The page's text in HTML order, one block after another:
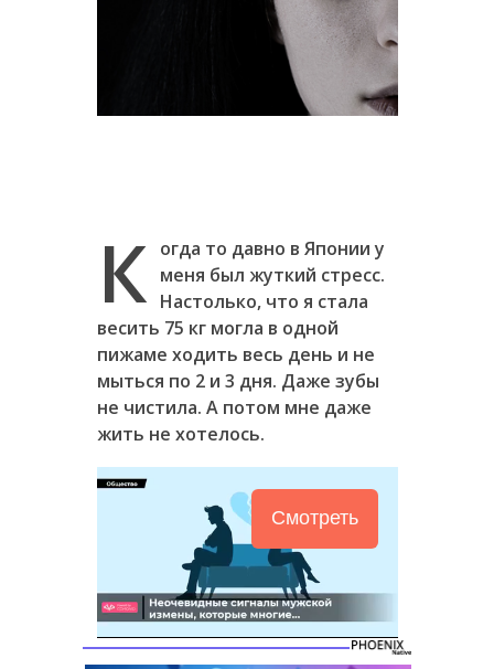
К
огда то давно в Японии у
меня был жуткий стресс.
Настолько, что я стала
весить 75 кг могла в одной
пижаме ходить весь день и не
мыться по 2 и 3 дня. Даже зубы
не чистила. А потом мне даже
жить не хотелось.
Смотреть